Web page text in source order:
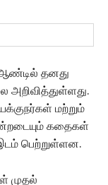
ஆண்டில் தனது
அறிவித்துள்ளது.
மற்றும்
கதைகள்
பெற்றுள்ளன.
முதல்